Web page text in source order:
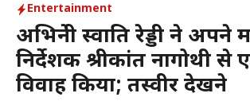
Entertainment
अभिनेत्री स्वाति रेड्डी ने अपने
निर्देशक श्रीकांत नागोथी
विवाह किया; तस्वीर देखने